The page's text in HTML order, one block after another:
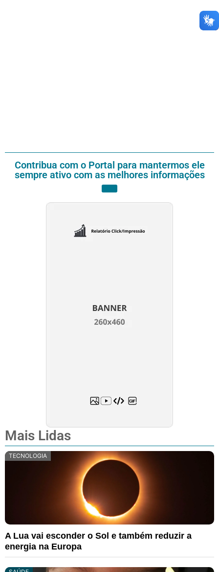
Contribua com o Portal para mantermos ele
sempre ativo com as melhores informações
Mais Lidas
TECNOLOGIA
A Lua vai esconder o Sol e também reduzir a
energia na Europa